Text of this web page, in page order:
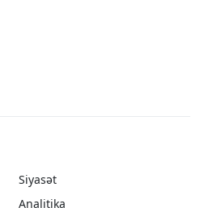
Siyasət
Analitika